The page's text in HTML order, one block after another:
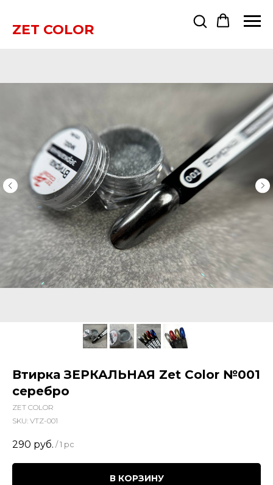
ZET COLOR
Втирка ЗЕРКАЛЬНАЯ Zet Color №001
серебро
ZET COLOR
SKU: VTZ-001
290 руб. / 1 pc
В КОРЗИНУ